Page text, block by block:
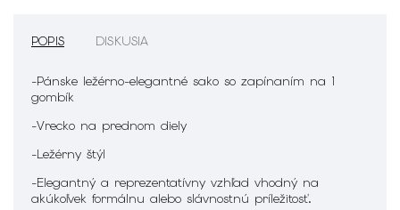
POPIS DISKUSIA
-Pánske ležérno-elegantné sako so zapínaním na 1
gombík
-Vrecko na prednom diely
-Ležérny štýl
-Elegantný a reprezentatívny vzhľad vhodný na
akúkoľvek formálnu alebo slávnostnú príležitosť.